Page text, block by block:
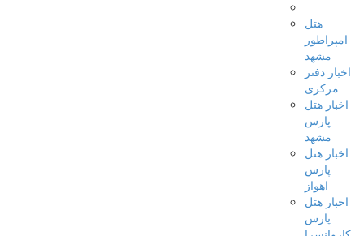
هتل
امپراطور
مشهد
اخبار دفتر
مرکزی
اخبار هتل
پارس
مشهد
اخبار هتل
پارس
اهواز
اخبار هتل
پارس